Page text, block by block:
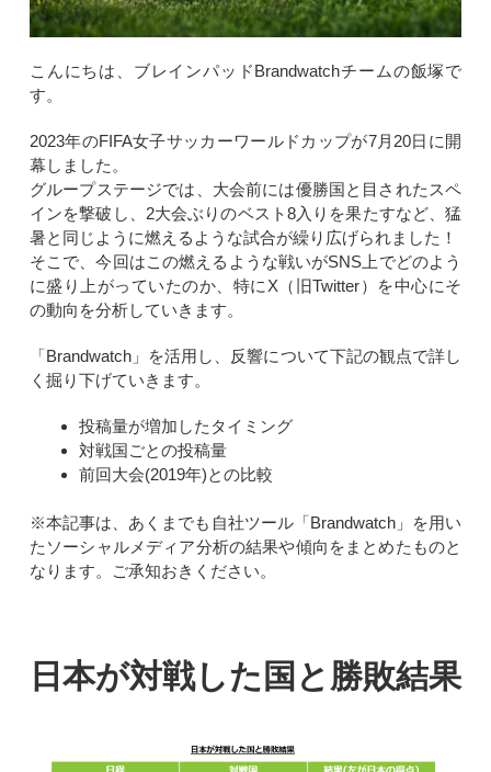
こんにちは、ブレインパッドBrandwatchチームの飯塚で
す。
2023年のFIFA女子サッカーワールドカップが7月20日に開
幕しました。
グループステージでは、大会前には優勝国と目されたスペ
インを撃破し、2大会ぶりのベスト8入りを果たすなど、猛
暑と同じように燃えるような試合が繰り広げられました！
そこで、今回はこの燃えるような戦いがSNS上でどのよう
に盛り上がっていたのか、特にX（旧Twitter）を中心にそ
の動向を分析していきます。
「Brandwatch」を活用し、反響について下記の観点で詳し
く掘り下げていきます。
投稿量が増加したタイミング
対戦国ごとの投稿量
前回大会(2019年)との比較
※本記事は、あくまでも自社ツール「Brandwatch」を用い
たソーシャルメディア分析の結果や傾向をまとめたものと
なります。ご承知おきください。
日本が対戦した国と勝敗結果